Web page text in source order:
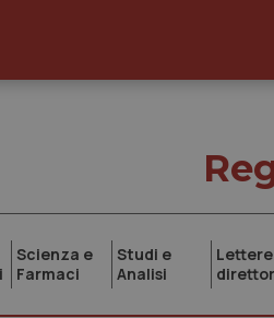
Scienza e
Farmaci
Studi e
Analisi